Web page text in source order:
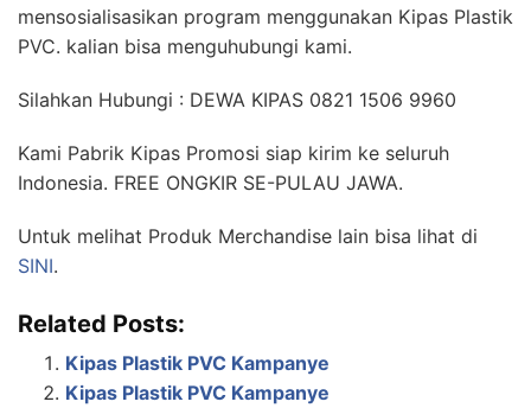
mensosialisasikan program menggunakan Kipas Plastik
PVC. kalian bisa menguhubungi kami.
Silahkan Hubungi : DEWA KIPAS 0821 1506 9960
Kami Pabrik Kipas Promosi siap kirim ke seluruh
Indonesia. FREE ONGKIR SE-PULAU JAWA.
Untuk melihat Produk Merchandise lain bisa lihat di
SINI.
Related Posts:
Kipas Plastik PVC Kampanye
Kipas Plastik PVC Kampanye